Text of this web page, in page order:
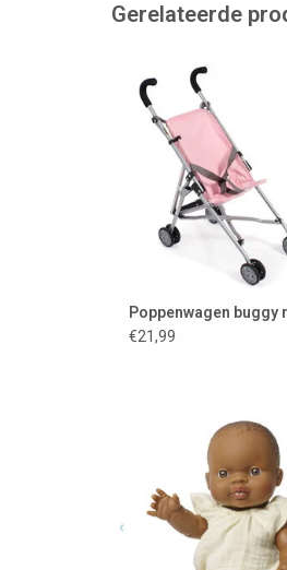
Gerelateerde
Neem je poppen mee naar
in deze handige buggy.
voor de Gordi poppen van
Reina en voor de
poppen.
TOEVOEGEN AAN
Poppenwagen buggy
€21,99
Poppenrompertje voor de
en Minicolettos poppen
TOEVOEGEN AAN